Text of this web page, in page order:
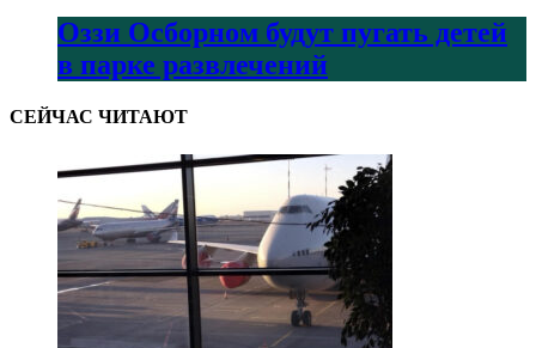
Оззи Осборном будут пугать детей
в парке развлечений
СЕЙЧАС ЧИТАЮТ